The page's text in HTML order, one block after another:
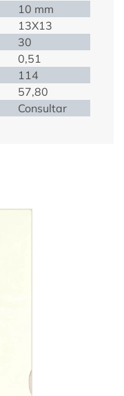
10 mm
13X13
30
0,51
114
57,80
Consultar